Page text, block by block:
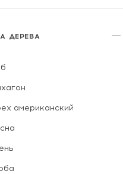
ДЕРЕВА
американский